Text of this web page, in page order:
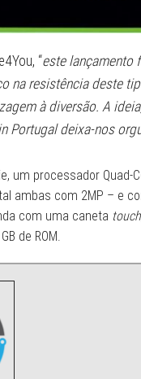
“este lançamento
na resistência deste
à diversão. A
Portugal deixa-nos
um processador Quad-
ambas com 2MP – e
com uma caneta
de ROM.